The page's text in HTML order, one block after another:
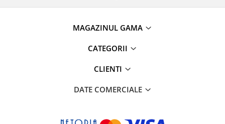
MAGAZINUL GAMA
CATEGORII
CLIENTI
DATE COMERCIALE